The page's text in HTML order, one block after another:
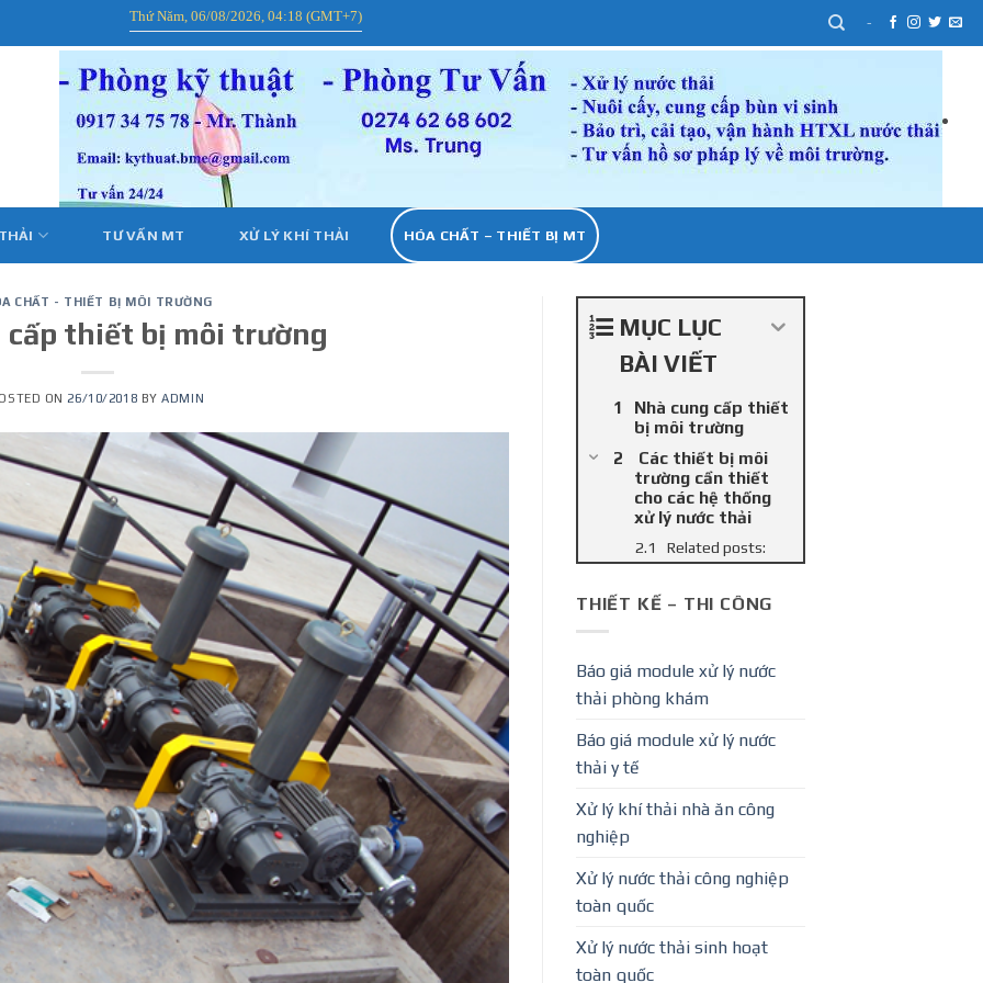
Thứ Năm, 06/08/2026, 04:18 (GMT+7) -
TƯ VẤN MT XỬ LÝ KHÍ THẢI HÓA CHẤT – THIẾT BỊ MT
CHẤT - THIẾT BỊ MÔI TRƯỜNG
cấp thiết bị môi trường
ON 26/10/2018 BYADMIN
MỤC LỤC
BÀI VIẾT
Nhà cung cấp thiết
bị môi trường
Các thiết bị môi
trường cần thiết
cho các hệ thống
xử lý nước thải
Related posts:
THIẾT KẾ – THI CÔNG
Báo giá module xử lý nước
thải phòng khám
Báo giá module xử lý nước
thải y tế
Xử lý khí thải nhà ăn công
nghiệp
Xử lý nước thải công nghiệp
toàn quốc
Xử lý nước thải sinh hoạt
toàn quốc